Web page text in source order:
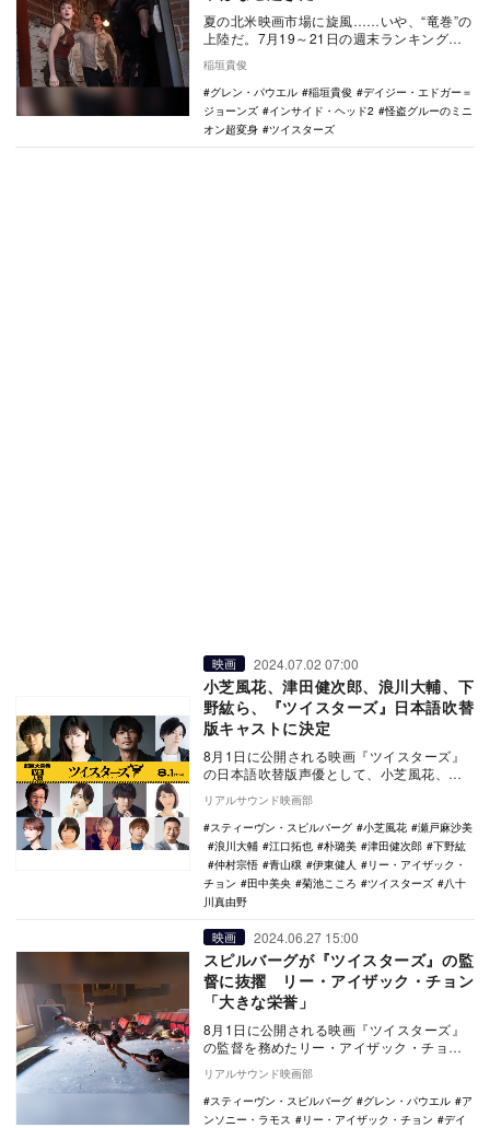
夏の北米映画市場に旋風……いや、“竜巻”の
上陸だ。7月19～21日の週末ランキング
ョン大作…
稲垣貴俊
グレン・パウエル
稲垣貴俊
デイジー・エドガー＝
ジョーンズ
インサイド・ヘッド2
怪盗グルーのミニ
オン超変身
ツイスターズ
映画 2024.07.02 07:00
小芝風花、津田健次郎、浪川大輔、下
野紘ら、『ツイスターズ』日本語吹替
版キャストに決定
8月1日に公開される映画『ツイスターズ』
の日本語吹替版声優として、小芝風花、津
田健次郎、浪川大輔、下野紘、瀬戸麻沙
美、青山穣、田…
リアルサウンド映画部
スティーヴン・スピルバーグ
小芝風花
瀬戸麻沙美
浪川大輔
江口拓也 朴璐美 津田健次郎
下野紘
仲村宗悟
青山穣 伊東健人
リー・アイザック・
チョン
田中美央 菊池こころ ツイスターズ
八十
川真由野
映画 2024.06.27 15:00
スピルバーグが『ツイスターズ』の監
督に抜擢 リー・アイザック・チョン
「大きな栄誉」
8月1日に公開される映画『ツイスターズ』
の監督を務めたリー・アイザック・チョン
からコメントが到着した。 本作は、第93
回アカ…
リアルサウンド映画部
スティーヴン・スピルバーグ
グレン・パウエル
ア
ンソニー・ラモス
リー・アイザック・チョン
デイ